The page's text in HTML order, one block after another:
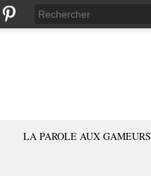
LA PAROLE AUX GAMEURS